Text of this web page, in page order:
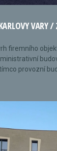
VARY /
firemního
provozní